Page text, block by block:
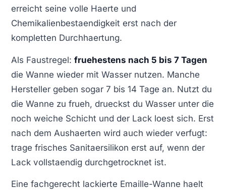
erreicht seine volle Haerte und
Chemikalienbestaendigkeit erst nach der
kompletten Durchhaertung.
Als Faustregel: fruehestens nach 5 bis 7 Tagen
die Wanne wieder mit Wasser nutzen. Manche
Hersteller geben sogar 7 bis 14 Tage an. Nutzt du
die Wanne zu frueh, drueckst du Wasser unter die
noch weiche Schicht und der Lack loest sich. Erst
nach dem Aushaerten wird auch wieder verfugt:
trage frisches Sanitaersilikon erst auf, wenn der
Lack vollstaendig durchgetrocknet ist.
Eine fachgerecht lackierte Emaille-Wanne haelt